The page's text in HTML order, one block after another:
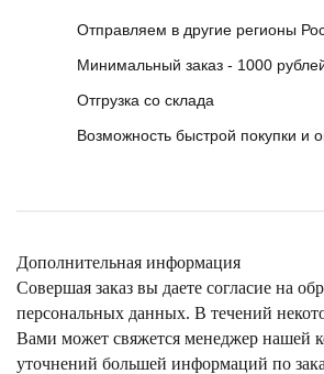
Отправляем в другие регионы
Минимальный заказ - 1000
Отгрузка со склада
Возможность быстрой покупки и
Дополнительная информация
Совершая заказ вы даете согласие на
персональных данных. В течений
Вами может свяжется менеджер нашей
уточнений большей информаций по